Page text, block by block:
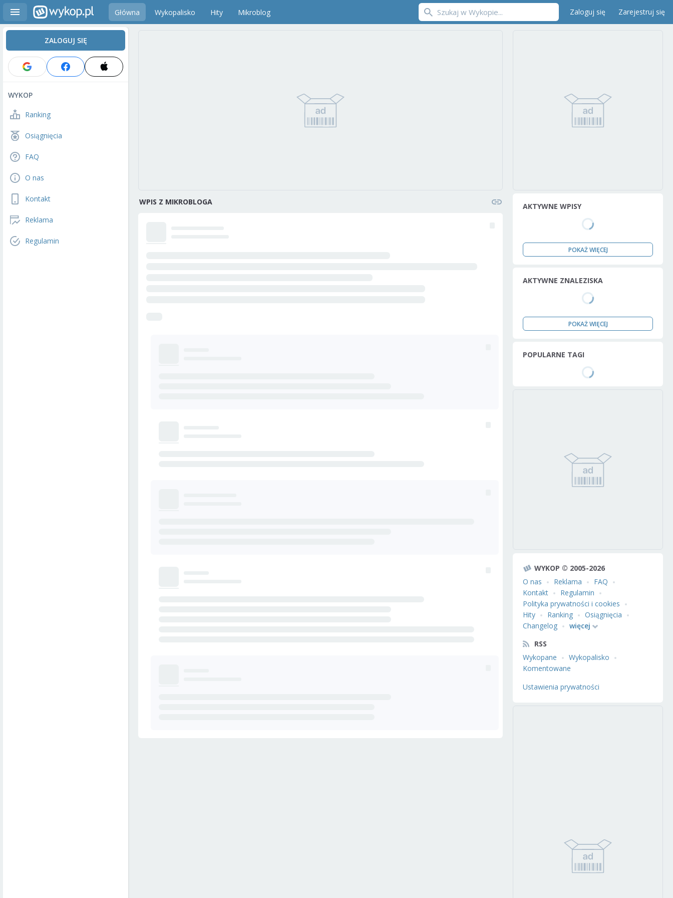
Główna Wykopalisko Hity Mikroblog Zaloguj się Zarejestruj się
ZALOGUJ SIĘ
WYKOP
Ranking
Osiągnięcia
FAQ
O nas
Kontakt
Reklama
Regulamin
WPIS Z MIKROBLOGA AKTYWNE WPISY
POKAŻ WIĘCEJ
AKTYWNE ZNALEZISKA
POKAŻ WIĘCEJ
POPULARNE TAGI
WYKOP © 2005-2026
O nas
Reklama
FAQ
Kontakt
Regulamin
Polityka prywatności i cookies
Hity
Ranking
Osiągnięcia
Changelog
więcej
RSS
Wykopane
Wykopalisko
Komentowane
Ustawienia prywatności